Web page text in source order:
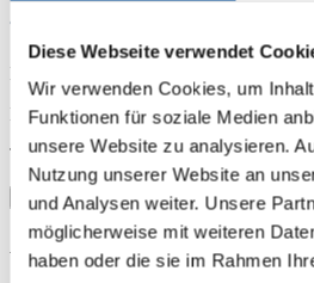
Diese Webseite verwendet
Wir verwenden Cookies, um
Funktionen für soziale Medien
unsere Website zu analysieren.
Nutzung unserer Website an
und Analysen weiter. Unsere
möglicherweise mit weiteren
haben oder die sie im Rahmen
Durchschnittliche Bewertung von 0 von
Bewerten Sie dieses Produkt!
Teilen Sie Ihre Erfahrungen mit
Bewertung schreibenBewertungen
Anmelden